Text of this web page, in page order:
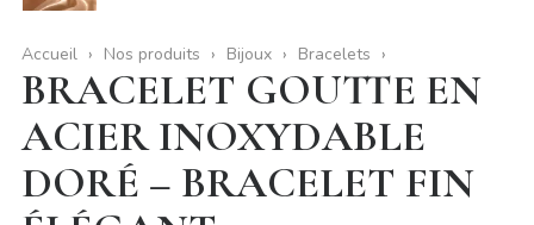
Accueil Nos produits Bijoux Bracelets
BRACELET GOUTTE EN
ACIER INOXYDABLE
DORÉ – BRACELET FIN